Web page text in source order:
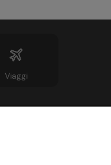
Viaggi